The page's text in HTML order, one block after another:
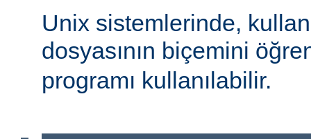
Unix sistemlerinde,
dosyasının biçemini
programı kullanılabilir.